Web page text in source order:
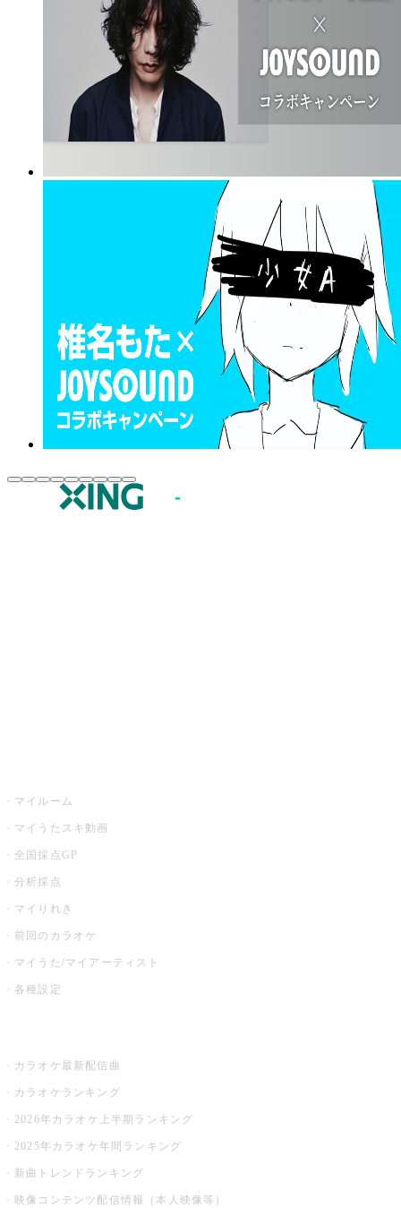
マイルーム
マイうたスキ動画
全国採点GP
分析採点
マイりれき
前回のカラオケ
マイうた/マイアーティスト
各種設定
カラオケ最新配信曲
カラオケランキング
2026年カラオケ上半期ランキング
2025年カラオケ年間ランキング
新曲トレンドランキング
映像コンテンツ配信情報（本人映像等）